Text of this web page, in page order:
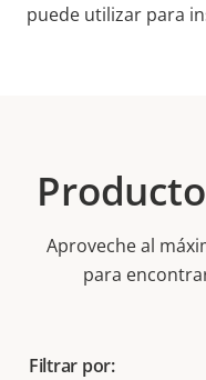
puede utilizar para
Aproveche al
para
Filtrar por: